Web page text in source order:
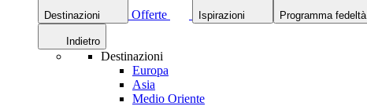
Destinazioni Offerte Ispirazioni Programma fedeltà
Indietro
Destinazioni
Europa
Asia
Medio Oriente